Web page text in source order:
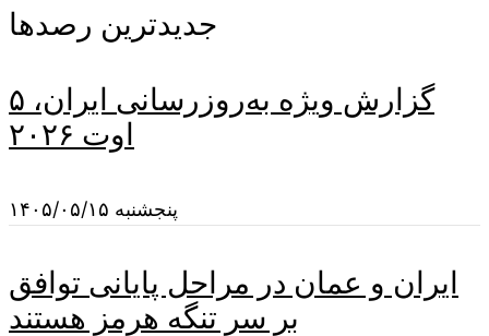
جدیدترین رصدها
گزارش ویژه به‌روزرسانی ایران، ۵
اوت ۲۰۲۶
پنجشنبه ۱۴۰۵/۰۵/۱۵
ایران و عمان در مراحل پایانی توافق
بر سر تنگه هرمز هستند